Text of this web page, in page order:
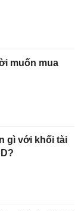
muốn mua
gì với khối tài